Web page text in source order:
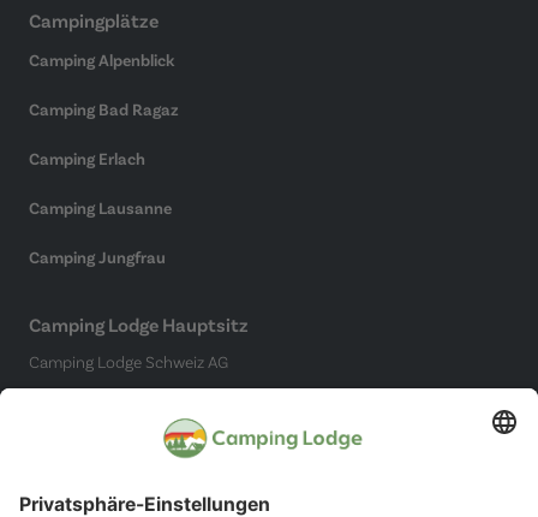
Campingplätze
Camping Alpenblick
Camping Bad Ragaz
Camping Erlach
Camping Lausanne
Camping Jungfrau
Camping Lodge Hauptsitz
Camping Lodge Schweiz AG